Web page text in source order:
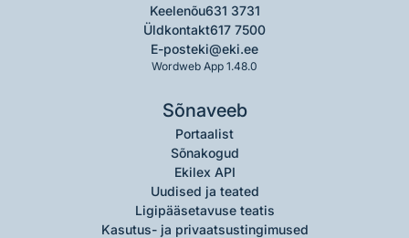
Keelenõu631 3731
Üldkontakt617 7500
E-posteki@eki.ee
Wordweb App 1.48.0
Sõnaveeb
Portaalist
Sõnakogud
Ekilex API
Uudised ja teated
Ligipääsetavuse teatis
Kasutus- ja privaatsustingimused